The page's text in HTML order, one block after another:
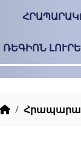
ՌԵԳԻՈՆ